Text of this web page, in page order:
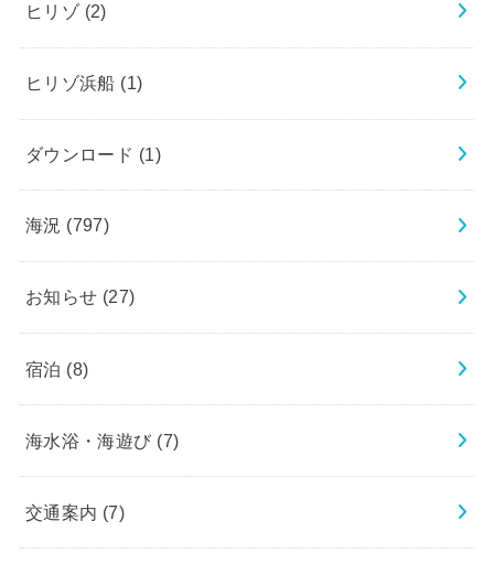
ヒリゾ (2)
ヒリゾ浜船 (1)
ダウンロード (1)
海況 (797)
お知らせ (27)
宿泊 (8)
海水浴・海遊び (7)
交通案内 (7)